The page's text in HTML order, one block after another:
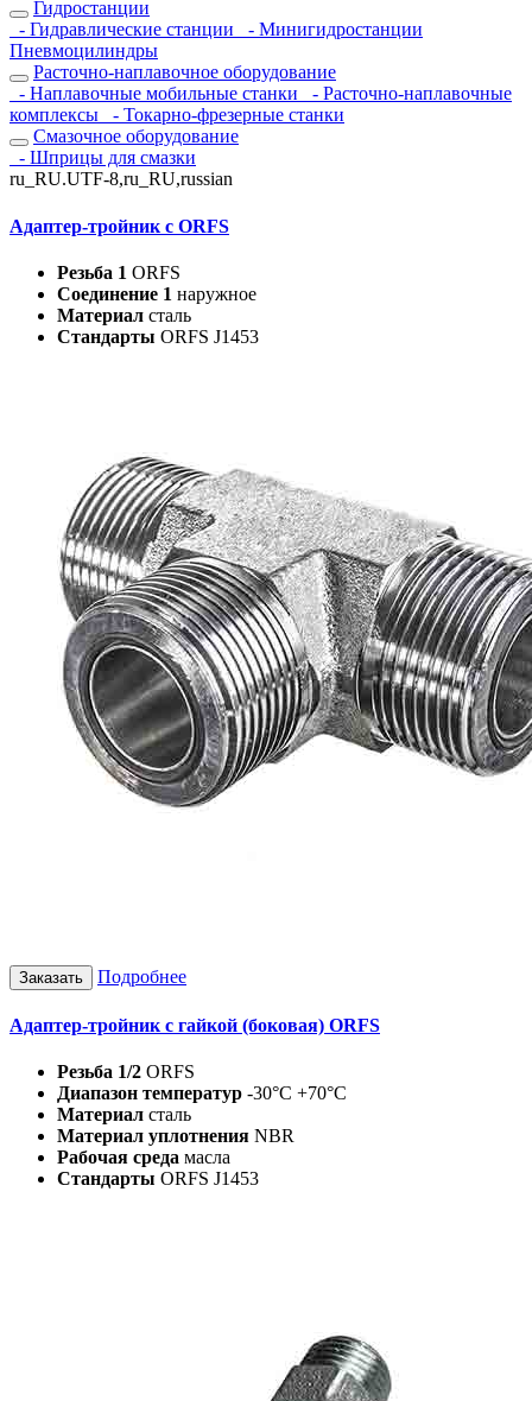
Гидростанции
- Гидравлические станции
- Минигидростанции
Пневмоцилиндры
Расточно-наплавочное оборудование
- Наплавочные мобильные станки
- Расточно-наплавочные
комплексы
- Токарно-фрезерные станки
Смазочное оборудование
- Шприцы для смазки
ru_RU.UTF-8,ru_RU,russian
Адаптер-тройник с ORFS
Резьба 1 ORFS
Соединение 1 наружное
Материал сталь
Стандарты ORFS J1453
Заказать Подробнее
Адаптер-тройник с гайкой (боковая) ORFS
Резьба 1/2 ORFS
Диапазон температур -30°C +70°C
Материал сталь
Материал уплотнения NBR
Рабочая среда масла
Стандарты ORFS J1453